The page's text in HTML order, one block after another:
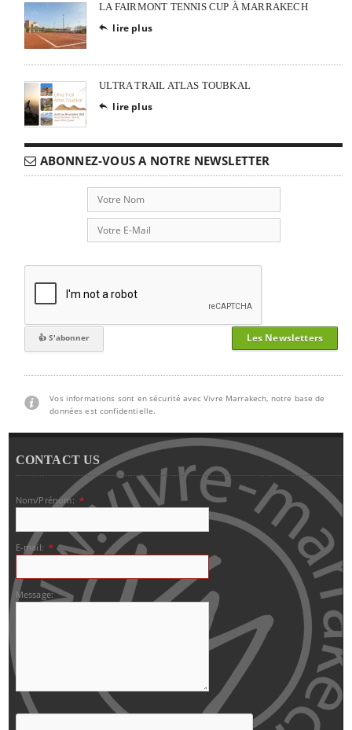
LA FAIRMONT TENNIS CUP À MARRAKECH
 lire plus
ULTRA TRAIL ATLAS TOUBKAL
 lire plus
ABONNEZ-VOUS A NOTRE NEWSLETTER
Les Newsletters
Vos informations sont en sécurité avec Vivre Marrakech, notre base de
données est confidentielle.
CONTACT US
Nom/Prénom: *
E-mail: *
Message: